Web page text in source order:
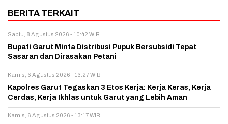
BERITA TERKAIT
Sabtu, 8 Agustus 2026 - 10:42 WIB
Bupati Garut Minta Distribusi Pupuk Bersubsidi Tepat
Sasaran dan Dirasakan Petani
Kamis, 6 Agustus 2026 - 13:27 WIB
Kapolres Garut Tegaskan 3 Etos Kerja: Kerja Keras, Kerja
Cerdas, Kerja Ikhlas untuk Garut yang Lebih Aman
Kamis, 6 Agustus 2026 - 13:17 WIB